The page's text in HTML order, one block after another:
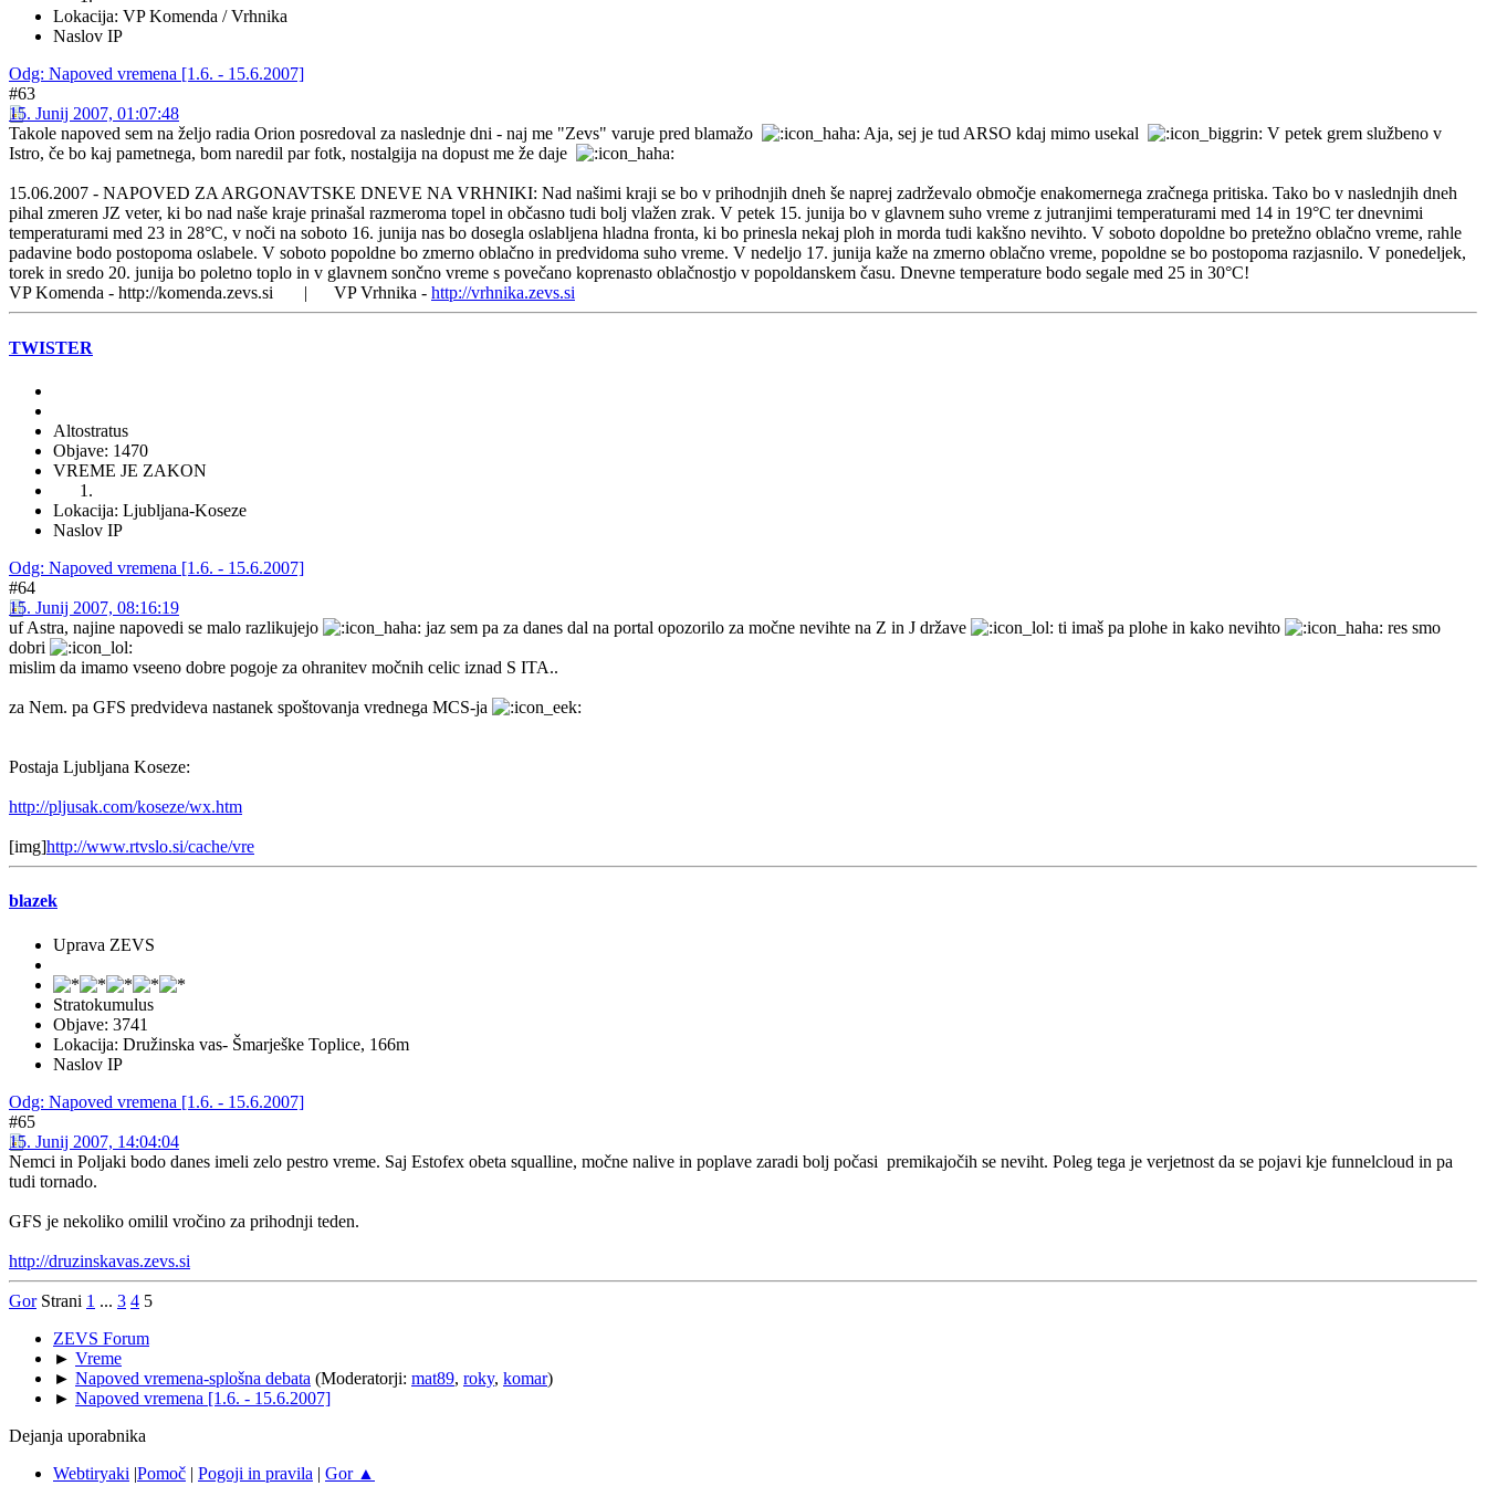
Lokacija: VP Komenda / Vrhnika
Naslov IP
Odg: Napoved vremena [1.6. - 15.6.2007]
#63
15. Junij 2007, 01:07:48
Takole napoved sem na željo radia Orion posredoval za naslednje dni - naj me "Zevs" varuje pred blamažo
Aja, sej je tud ARSO kdaj mimo usekal
V petek grem službeno v
Istro, če bo kaj pametnega, bom naredil par fotk, nostalgija na dopust me že daje
15.06.2007 - NAPOVED ZA ARGONAVTSKE DNEVE NA VRHNIKI: Nad našimi kraji se bo v prihodnjih dneh še naprej zadrževalo območje enakomernega zračnega pritiska. Tako bo v naslednjih dneh
pihal zmeren JZ veter, ki bo nad naše kraje prinašal razmeroma topel in občasno tudi bolj vlažen zrak. V petek 15. junija bo v glavnem suho vreme z jutranjimi temperaturami med 14 in 19°C ter dnevnimi
temperaturami med 23 in 28°C, v noči na soboto 16. junija nas bo dosegla oslabljena hladna fronta, ki bo prinesla nekaj ploh in morda tudi kakšno nevihto. V soboto dopoldne bo pretežno oblačno vreme, rahle
padavine bodo postopoma oslabele. V soboto popoldne bo zmerno oblačno in predvidoma suho vreme. V nedeljo 17. junija kaže na zmerno oblačno vreme, popoldne se bo postopoma razjasnilo. V ponedeljek,
torek in sredo 20. junija bo poletno toplo in v glavnem sončno vreme s povečano koprenasto oblačnostjo v popoldanskem času. Dnevne temperature bodo segale med 25 in 30°C!
VP Komenda - http://komenda.zevs.si | VP Vrhnika - http://vrhnika.zevs.si
TWISTER
Altostratus
Objave: 1470
VREME JE ZAKON
Lokacija: Ljubljana-Koseze
Naslov IP
Odg: Napoved vremena [1.6. - 15.6.2007]
#64
15. Junij 2007, 08:16:19
uf Astra, najine napovedi se malo razlikujejo
jaz sem pa za danes dal na portal opozorilo za močne nevihte na Z in J države ti imaš pa plohe in kako nevihto
res smo
dobri
mislim da imamo vseeno dobre pogoje za ohranitev močnih celic iznad S ITA..
za Nem. pa GFS predvideva nastanek spoštovanja vrednega MCS-ja
Postaja Ljubljana Koseze:
http://pljusak.com/koseze/wx.htm
[img]http://www.rtvslo.si/cache/vre
blazek
Uprava ZEVS
Stratokumulus
Objave: 3741
Lokacija: Družinska vas- Šmarješke Toplice, 166m
Naslov IP
Odg: Napoved vremena [1.6. - 15.6.2007]
#65
15. Junij 2007, 14:04:04
Nemci in Poljaki bodo danes imeli zelo pestro vreme. Saj Estofex obeta squalline, močne nalive in poplave zaradi bolj počasi premikajočih se neviht. Poleg tega je verjetnost da se pojavi kje funnelcloud in pa
tudi tornado.
GFS je nekoliko omilil vročino za prihodnji teden.
http://druzinskavas.zevs.si
Gor Strani 1 ... 3 4 5
ZEVS Forum
► Vreme
► Napoved vremena-splošna debata (Moderatorji: mat89, roky, komar)
► Napoved vremena [1.6. - 15.6.2007]
Dejanja uporabnika
Webtiryaki |Pomoč | Pogoji in pravila | Gor ▲